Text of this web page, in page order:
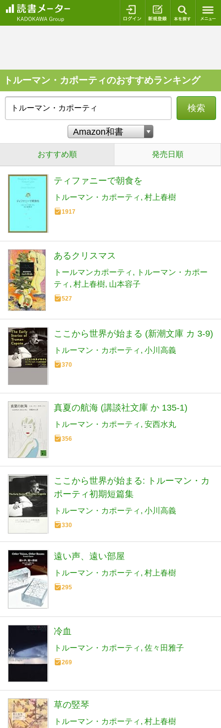
ログイン 新規登録
トルーマン・カポーティのおすすめランキング
検索
おすすめ順 発売日順
ティファニーで朝食を
トルーマン・カポーティ 村上春樹
1917
あるクリスマス
トールマンカポーティ
トルーマン・カポー
ティ
村上春樹 山本容子
527
ここから世界が始まる (新潮文庫 カ 3-9)
トルーマン・カポーティ 小川高義
370
真夏の航海 (講談社文庫 か 135-1)
トルーマン・カポーティ 安西水丸
356
ここから世界が始まる: トルーマン・カ
ポーティ初期短篇集
トルーマン・カポーティ 小川高義
330
遠い声、遠い部屋
トルーマン・カポーティ 村上春樹
295
冷血
トルーマン・カポーティ 佐々田雅子
269
草の竪琴
トルーマン・カポーティ 村上春樹